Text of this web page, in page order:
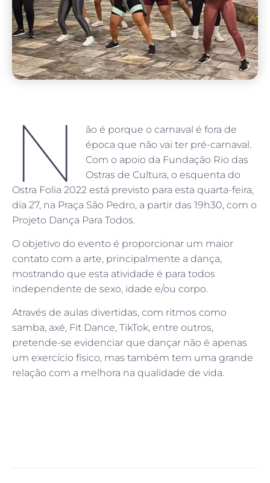
N
ão é porque o carnaval é fora de
época que não vai ter pré-carnaval.
Com o apoio da Fundação Rio das
Ostras de Cultura, o esquenta do
Ostra Folia 2022 está previsto para esta quarta-feira,
dia 27, na Praça São Pedro, a partir das 19h30, com o
Projeto Dança Para Todos.
O objetivo do evento é proporcionar um maior
contato com a arte, principalmente a dança,
mostrando que esta atividade é para todos
independente de sexo, idade e/ou corpo.
Através de aulas divertidas, com ritmos como
samba, axé, Fit Dance, TikTok, entre outros,
pretende-se evidenciar que dançar não é apenas
um exercício físico, mas também tem uma grande
relação com a melhora na qualidade de vida.